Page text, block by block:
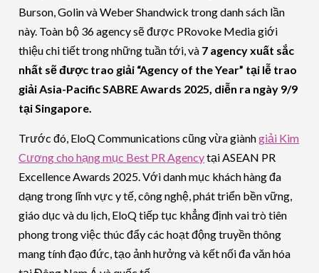
Burson, Golin và Weber Shandwick trong danh sách lần
này. Toàn bộ 36 agency sẽ được PRovoke Media giới
thiệu chi tiết trong những tuần tới, và 7 agency xuất sắc
nhất sẽ được trao giải “Agency of the Year” tại lễ trao
giải Asia-Pacific SABRE Awards 2025, diễn ra ngày 9/9
tại Singapore.
Trước đó, EloQ Communications cũng vừa giànhgiải Kim
Cương cho hạng mục Best PR Agencytại ASEAN PR
Excellence Awards 2025. Với danh mục khách hàng đa
dạng trong lĩnh vực y tế, công nghệ, phát triển bền vững,
giáo dục và du lịch, EloQ tiếp tục khẳng định vai trò tiên
phong trong việc thúc đẩy các hoạt động truyền thông
mang tính đạo đức, tạo ảnh hưởng và kết nối đa văn hóa